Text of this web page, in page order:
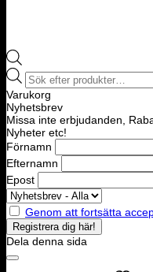
Products
search
Varukorg
Nyhetsbrev
Missa inte erbjudanden,
Nyheter etc!
Förnamn
Efternamn
Epost
Genom att fortsätta
Dela denna sida